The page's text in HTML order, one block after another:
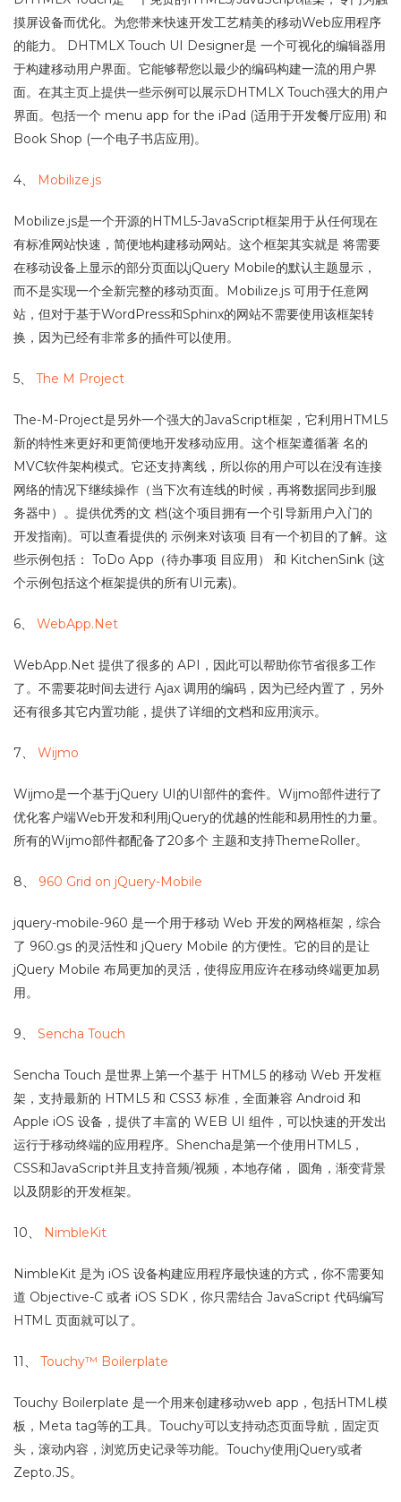
摸屏设备而优化。为您带来快速开发工艺精美的移动Web应用程序
的能力。 DHTMLX Touch UI Designer是 一个可视化的编辑器用
于构建移动用户界面。它能够帮您以最少的编码构建一流的用户界
面。在其主页上提供一些示例可以展示DHTMLX Touch强大的用户
界面。包括一个 menu app for the iPad (适用于开发餐厅应用) 和
Book Shop (一个电子书店应用)。
4、 Mobilize.js
Mobilize.js是一个开源的HTML5-JavaScript框架用于从任何现在
有标准网站快速，简便地构建移动网站。这个框架其实就是 将需要
在移动设备上显示的部分页面以jQuery Mobile的默认主题显示，
而不是实现一个全新完整的移动页面。Mobilize.js 可用于任意网
站，但对于基于WordPress和Sphinx的网站不需要使用该框架转
换，因为已经有非常多的插件可以使用。
5、 The M Project
The-M-Project是另外一个强大的JavaScript框架，它利用HTML5
新的特性来更好和更简便地开发移动应用。这个框架遵循著 名的
MVC软件架构模式。它还支持离线，所以你的用户可以在没有连接
网络的情况下继续操作（当下次有连线的时候，再将数据同步到服
务器中）。提供优秀的文 档(这个项目拥有一个引导新用户入门的
开发指南)。可以查看提供的 示例来对该项 目有一个初目的了解。这
些示例包括： ToDo App（待办事项 目应用） 和 KitchenSink (这
个示例包括这个框架提供的所有UI元素)。
6、 WebApp.Net
WebApp.Net 提供了很多的 API，因此可以帮助你节省很多工作
了。不需要花时间去进行 Ajax 调用的编码，因为已经内置了，另外
还有很多其它内置功能，提供了详细的文档和应用演示。
7、 Wijmo
Wijmo是一个基于jQuery UI的UI部件的套件。Wijmo部件进行了
优化客户端Web开发和利用jQuery的优越的性能和易用性的力量。
所有的Wijmo部件都配备了20多个 主题和支持ThemeRoller。
8、 960 Grid on jQuery-Mobile
jquery-mobile-960 是一个用于移动 Web 开发的网格框架，综合
了 960.gs 的灵活性和 jQuery Mobile 的方便性。它的目的是让
jQuery Mobile 布局更加的灵活，使得应用应许在移动终端更加易
用。
9、 Sencha Touch
Sencha Touch 是世界上第一个基于 HTML5 的移动 Web 开发框
架，支持最新的 HTML5 和 CSS3 标准，全面兼容 Android 和
Apple iOS 设备，提供了丰富的 WEB UI 组件，可以快速的开发出
运行于移动终端的应用程序。Shencha是第一个使用HTML5，
CSS和JavaScript并且支持音频/视频，本地存储， 圆角，渐变背景
以及阴影的开发框架。
10、 NimbleKit
NimbleKit 是为 iOS 设备构建应用程序最快速的方式，你不需要知
道 Objective-C 或者 iOS SDK，你只需结合 JavaScript 代码编写
HTML 页面就可以了。
11、 Touchy™ Boilerplate
Touchy Boilerplate 是一个用来创建移动web app，包括HTML模
板，Meta tag等的工具。Touchy可以支持动态页面导航，固定页
头，滚动内容，浏览历史记录等功能。Touchy使用jQuery或者
Zepto.JS。